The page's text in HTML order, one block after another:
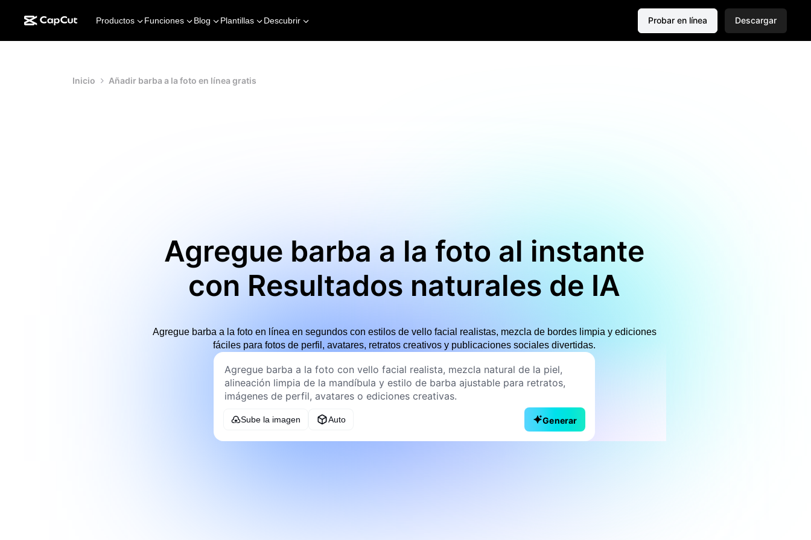
Productos Funciones Blog Plantillas Descubrir Probar en línea Descargar
Inicio Añadir barba a la foto en línea gratis
Agregue barba a la foto al instante
con Resultados naturales de IA
Agregue barba a la foto en línea en segundos con estilos de vello facial realistas, mezcla de bordes limpia y ediciones
fáciles para fotos de perfil, avatares, retratos creativos y publicaciones sociales divertidas.
Sube la imagen Auto Generar